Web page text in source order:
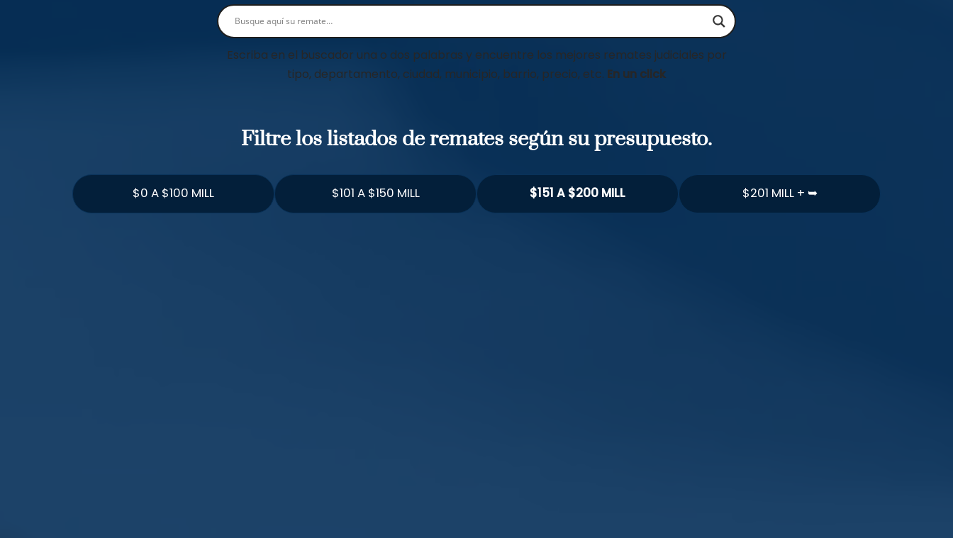
Escriba en el buscador una o dos palabras y encuentre los mejores remates judiciales por
tipo, departamento, ciudad, municipio, barrio, precio, etc. En un click
Filtre los listados de remates según su presupuesto.
$0 A $100 MILL $101 A $150 MILL $151 A $200 MILL $201 MILL + ➥